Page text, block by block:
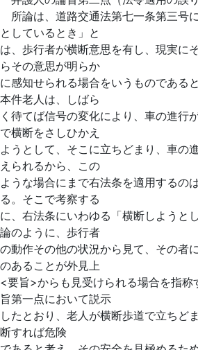
所論は、道路交通法第七一条第三号
としているとき」と
は、歩行者が横断意思を有し、現実に
らその意思が明らか
に感知せられる場合をいうものである
本件老人は、しばら
く待てば信号の変化により、車の進行
で横断をさしひかえ
ようとして、そこに立ちどまり、車の
えられるから、この
ような場合にまで右法条を適用するの
る。そこで考察する
に、右法条にいわゆる「横断しようと
論のように、歩行者
の動作その他の状況から見て、その者
のあることが外見上
<要旨>からも見受けられる場合を指称
旨第一点において説示
したとおり、老人が横断歩道で立ちど
断すれば危険